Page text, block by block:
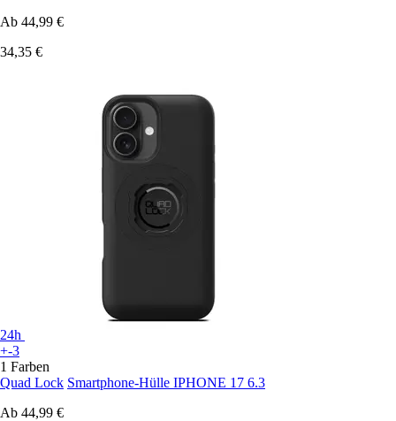
Ab 44,99 €
34,35 €
24h
+-3
1 Farben
Quad Lock Smartphone-Hülle IPHONE 17 6.3
Ab 44,99 €